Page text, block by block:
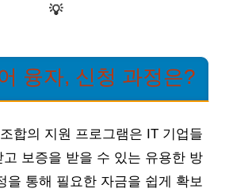
💡
융자, 신청 과정은?
합의 지원 프로그램은 IT 기업들
보증을 받을 수 있는 유용한 방
을 통해 필요한 자금을 쉽게 확보